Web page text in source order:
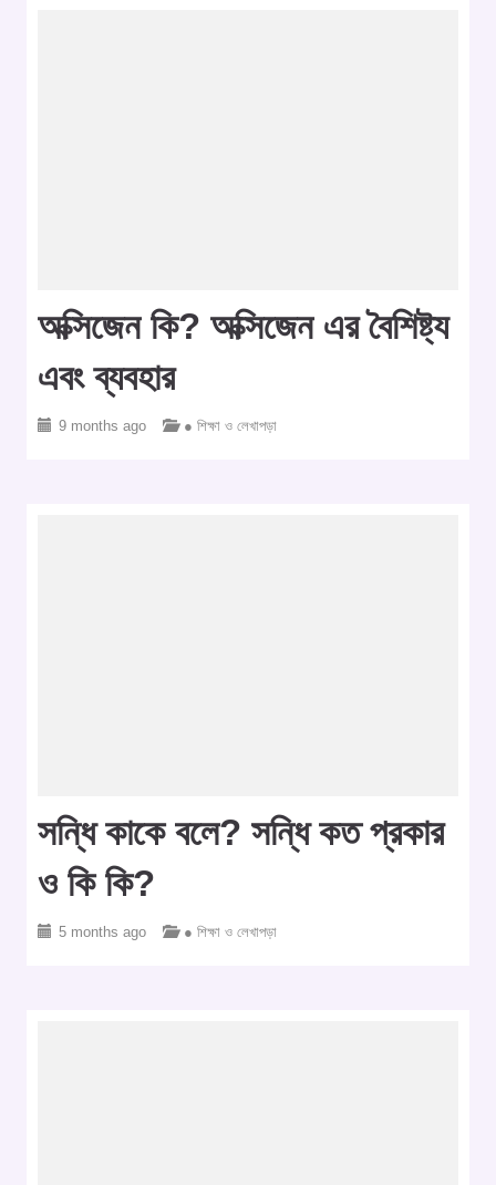
অক্সিজেন কি? অক্সিজেন এর বৈশিষ্ট্য
এবং ব্যবহার
9 months ago ● শিক্ষা ও লেখাপড়া
সন্ধি কাকে বলে? সন্ধি কত প্রকার
ও কি কি?
5 months ago ● শিক্ষা ও লেখাপড়া